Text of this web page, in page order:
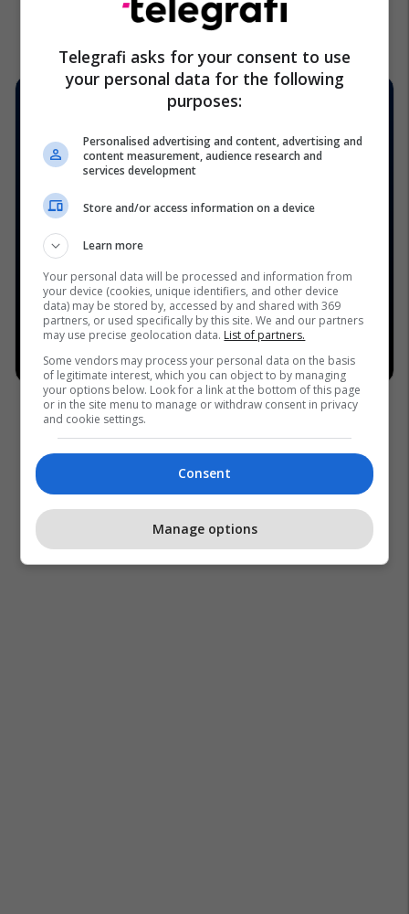
Telegrafi asks for your consent to use
your personal data for the following
purposes:
Personalised advertising and content, advertising and
content measurement, audience research and
services development
Store and/or access information on a device
Learn more
Your personal data will be processed and information from
your device (cookies, unique identifiers, and other device
data) may be stored by, accessed by and shared with 369
partners, or used specifically by this site. We and our partners
may use precise geolocation data. List of partners.
Some vendors may process your personal data on the basis
of legitimate interest, which you can object to by managing
your options below. Look for a link at the bottom of this page
or in the site menu to manage or withdraw consent in privacy
and cookie settings.
Consent
Manage options